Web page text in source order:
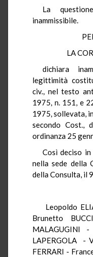
La
inammissibile.
LA
dichiara
legittimità
civ., nel testo
1975, n. 151, e
1975, sollevata,
secondo Cost.,
ordinanza 25
Così deciso
nella sede della
della Consulta, il
Leopoldo
Brunetto
MALAGUGINI
LAPERGOLA -
FERRARI -